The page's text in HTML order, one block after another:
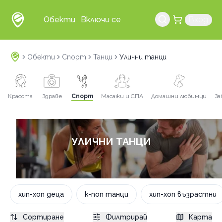
Обекти Включи се
Обекти Спорт Танци Улични танци
Красота Здраве Спорт Масажи и СПА Домашни любимци
УЛИЧНИ ТАНЦИ
хип-хоп деца к-поп танци хип-хоп възрастни
Сортиране Филтрирай Карта